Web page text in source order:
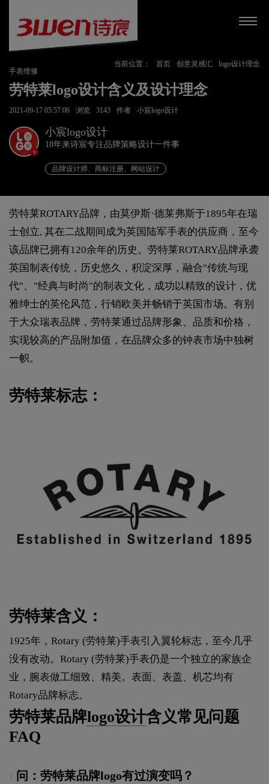
当前位置： 首页 创意灵感汇
logo设计理念
手表维修
劳特莱logo设计含义及设计理念
2021-09-17 05:57:06 浏览 3143 作者 小宸logo设计
v
小宸logo设计
18年来诗宸专注品牌策略设计一件事
品牌设计师、商标注册、网站设计
劳特莱ROTARY品牌，由莫伊斯·德莱弗斯于1895年在瑞
士创立, 其在二战期间成为英国陆军手表的供应商，至今
该品牌已拥有120余年的历史。劳特莱ROTARY品牌承袭
英国制表传统，历史悠久，积淀深厚，融合"传统与现
代"、"经典与时尚"的制表文化，成功以精致的设计，优
雅绅士的英伦风范，行销欧美并畅销于英国市场。有别
于大众瑞表品牌，劳特莱通过品牌形象、品质和价格，
实现较高的产品附加值，在品牌众多的钟表市场中独树
一帜。
劳特莱标志：
劳特莱含义：
1925年，Rotary (劳特莱)手表引入翼轮标志，至今几乎
没有改动。Rotary (劳特莱)手表仍是一个独立的家族企
业，腕表做工细致、精美。表面、表盖、机芯均有
Rotary品牌标志。
劳特莱品牌logo设计含义常见问题
FAQ
问：劳特莱品牌logo有过演变吗？